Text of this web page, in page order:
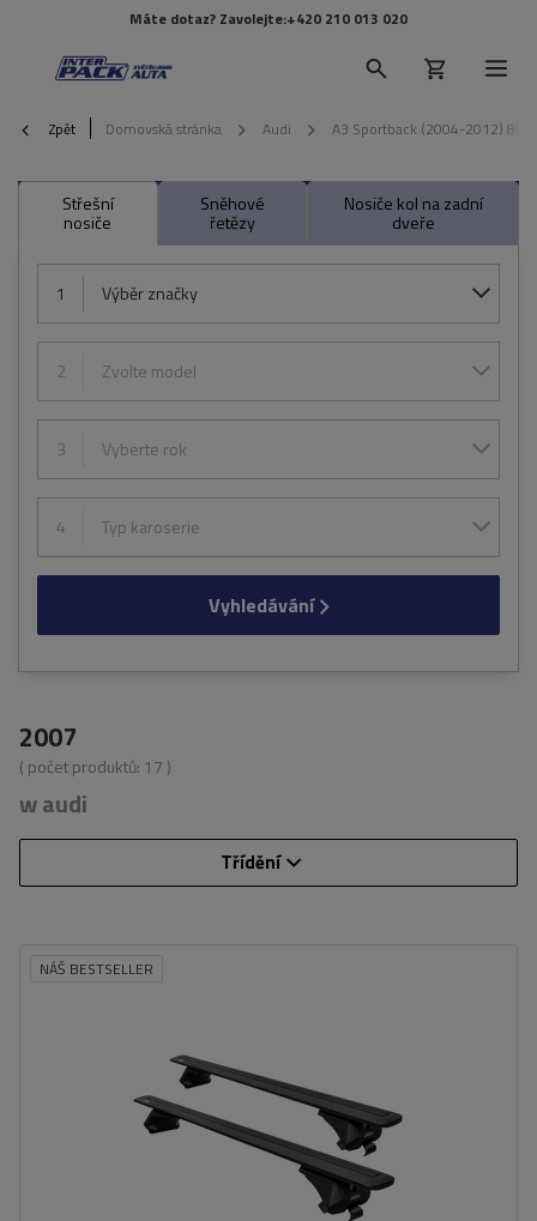
Máte dotaz? Zavolejte:+420 210 013 020
Zpět Domovská stránka Audi A3 Sportback (2004-2012) 8P
Střešní
nosiče
Sněhové
řetězy
Nosiče kol na zadní
dveře
1 Výběr značky
2 Zvolte model
3 Vyberte rok
4 Typ karoserie
Vyhledávání
2007
( počet produktů: 17 )
w audi
Třídění
NÁŠ BESTSELLER